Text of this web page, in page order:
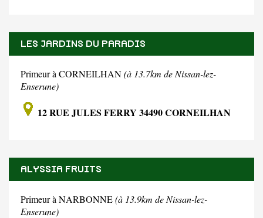
LES JARDINS DU PARADIS
Primeur à CORNEILHAN(à 13.7km de Nissan-lez-
Enserune)
12 RUE JULES FERRY 34490 CORNEILHAN
ALYSSIA FRUITS
Primeur à NARBONNE(à 13.9km de Nissan-lez-
Enserune)